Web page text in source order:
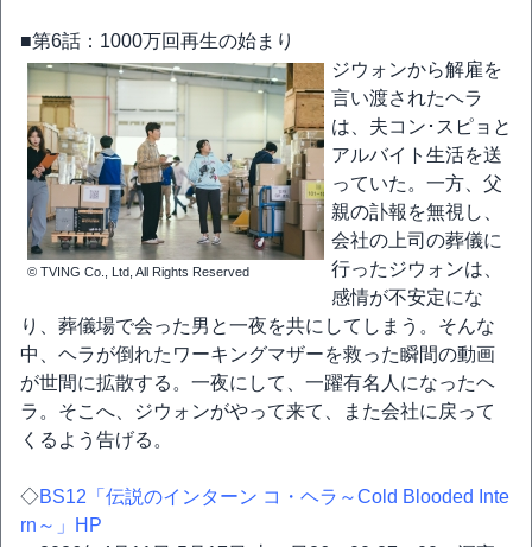
■第6話：1000万回再生の始まり
© TVING Co., Ltd, All Rights Reserved
ジウォンから解雇を
言い渡されたヘラ
は、夫コン･スピョと
アルバイト生活を送
っていた。一方、父
親の訃報を無視し、
会社の上司の葬儀に
行ったジウォンは、
感情が不安定にな
り、葬儀場で会った男と一夜を共にしてしまう。そんな
中、ヘラが倒れたワーキングマザーを救った瞬間の動画
が世間に拡散する。一夜にして、一躍有名人になったヘ
ラ。そこへ、ジウォンがやって来て、また会社に戻って
くるよう告げる。
◇BS12「伝説のインターン コ・ヘラ～Cold Blooded Inte
rn～」HP